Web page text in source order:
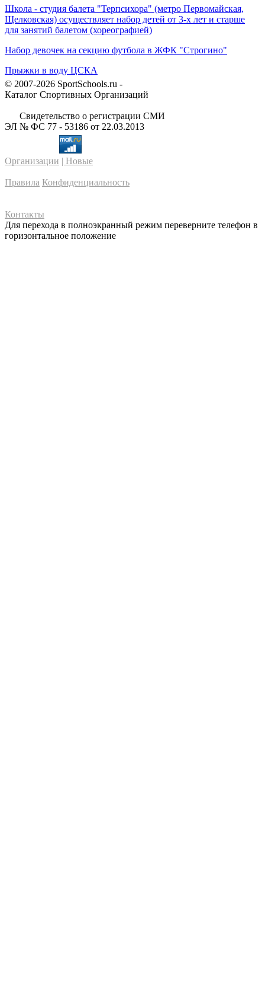
Школа - студия балета "Терпсихора" (метро Первомайская,
Щелковская) осуществляет набор детей от 3-х лет и старше
для занятий балетом (хореографией)
Набор девочек на секцию футбола в ЖФК "Строгино"
Прыжки в воду ЦСКА
© 2007-2026 SportSchools.ru -
Каталог Спортивных Организаций
Свидетельство о регистрации СМИ
ЭЛ № ФС 77 - 53186 от 22.03.2013
Организации | Новые
Правила Конфиденциальность
Контакты
Для перехода в полноэкранный режим переверните телефон в
горизонтальное положение